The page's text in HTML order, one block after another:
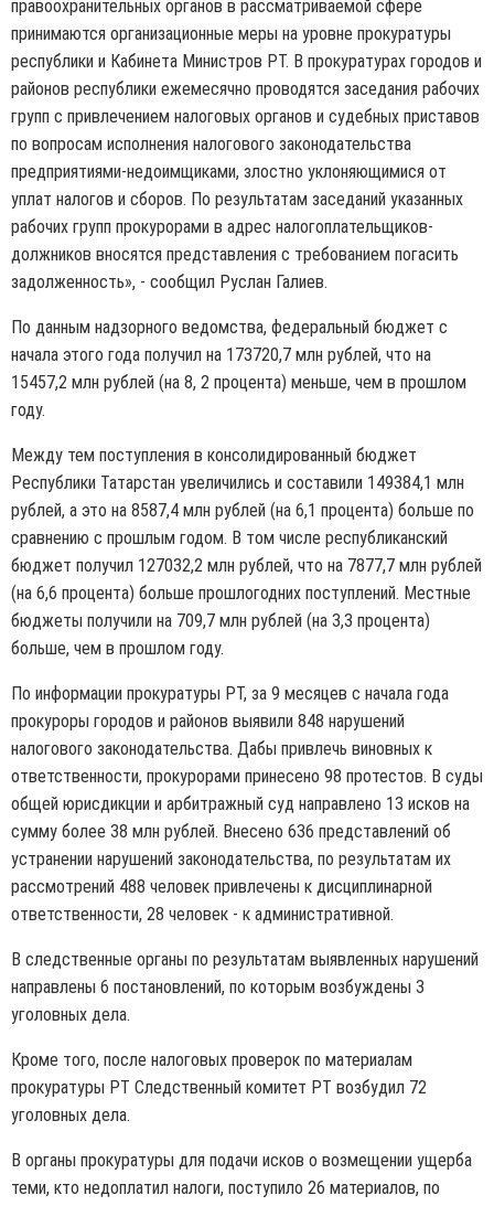
правоохранительных органов в рассматриваемой сфере
принимаются организационные меры на уровне прокуратуры
республики и Кабинета Министров РТ. В прокуратурах городов и
районов республики ежемесячно проводятся заседания рабочих
групп с привлечением налоговых органов и судебных приставов
по вопросам исполнения налогового законодательства
предприятиями-недоимщиками, злостно уклоняющимися от
уплат налогов и сборов. По результатам заседаний указанных
рабочих групп прокурорами в адрес налогоплательщиков-
должников вносятся представления с требованием погасить
задолженность», - сообщил Руслан Галиев.
По данным надзорного ведомства, федеральный бюджет с
начала этого года получил на 173720,7 млн рублей, что на
15457,2 млн рублей (на 8, 2 процента) меньше, чем в прошлом
году.
Между тем поступления в консолидированный бюджет
Республики Татарстан увеличились и составили 149384,1 млн
рублей, а это на 8587,4 млн рублей (на 6,1 процента) больше по
сравнению с прошлым годом. В том числе республиканский
бюджет получил 127032,2 млн рублей, что на 7877,7 млн рублей
(на 6,6 процента) больше прошлогодних поступлений. Местные
бюджеты получили на 709,7 млн рублей (на 3,3 процента)
больше, чем в прошлом году.
По информации прокуратуры РТ, за 9 месяцев с начала года
прокуроры городов и районов выявили 848 нарушений
налогового законодательства. Дабы привлечь виновных к
ответственности, прокурорами принесено 98 протестов. В суды
общей юрисдикции и арбитражный суд направлено 13 исков на
сумму более 38 млн рублей. Внесено 636 представлений об
устранении нарушений законодательства, по результатам их
рассмотрений 488 человек привлечены к дисциплинарной
ответственности, 28 человек - к административной.
В следственные органы по результатам выявленных нарушений
направлены 6 постановлений, по которым возбуждены 3
уголовных дела.
Кроме того, после налоговых проверок по материалам
прокуратуры РТ Следственный комитет РТ возбудил 72
уголовных дела.
В органы прокуратуры для подачи исков о возмещении ущерба
теми, кто недоплатил налоги, поступило 26 материалов, по